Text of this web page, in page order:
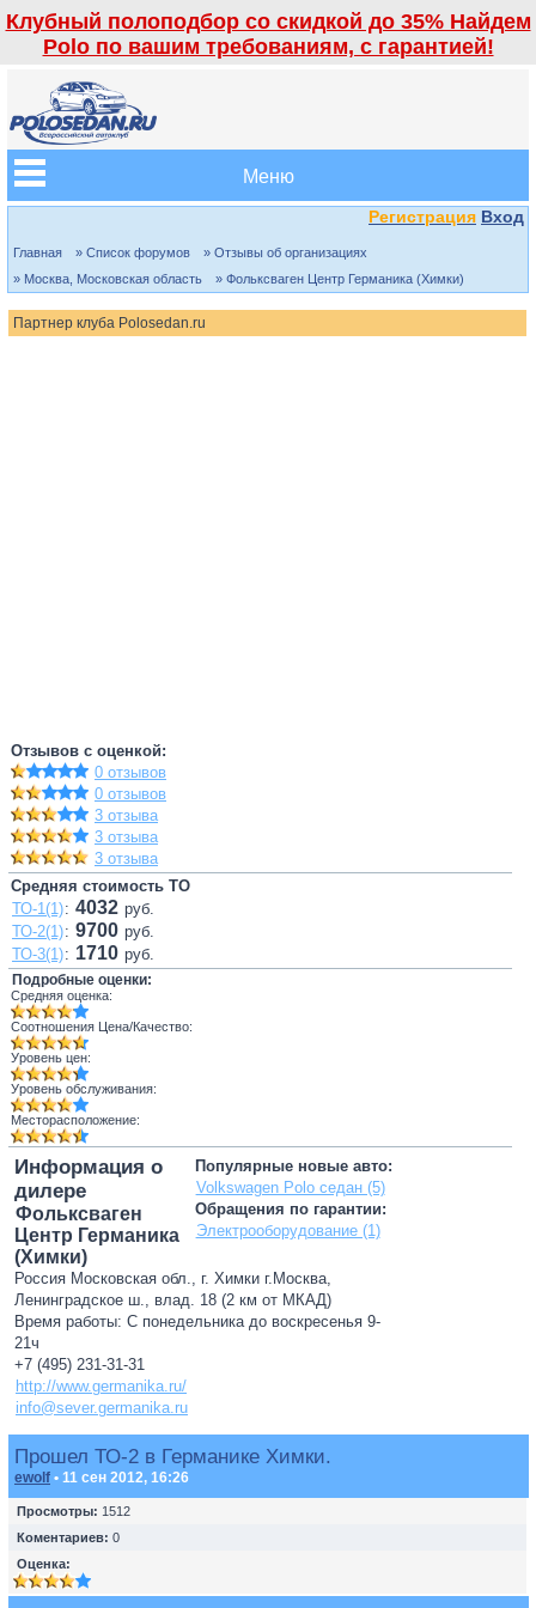
Клубный полоподбор со скидкой до 35% Найдем
Polo по вашим требованиям, с гарантией!
Меню
Регистрация Вход
Главная » Список форумов
» Отзывы об организациях
» Москва, Московская область
» Фольксваген Центр Германика (Химки)
Партнер клуба Polosedan.ru
Отзывов с оценкой:
0 отзывов
0 отзывов
3 отзыва
3 отзыва
3 отзыва
Средняя стоимость ТО
ТО-1(1): 4032 руб.
ТО-2(1): 9700 руб.
ТО-3(1): 1710 руб.
Подробные оценки:
Средняя оценка:
Соотношения Цена/Качество:
Уровень цен:
Уровень обслуживания:
Месторасположение:
Популярные новые авто:
Volkswagen Polo седан (5)
Обращения по гарантии:
Электрооборудование (1)
Информация о
дилере
Фольксваген
Центр Германика
(Химки)
Россия Московская обл., г. Химки г.Москва,
Ленинградское ш., влад. 18 (2 км от МКАД)
Время работы: С понедельника до воскресенья 9-
21ч
+7 (495) 231-31-31
http://www.germanika.ru/
info@sever.germanika.ru
Прошел ТО-2 в Германике Химки.
ewolf • 11 сен 2012, 16:26
Просмотры: 1512
Коментариев: 0
Оценка: